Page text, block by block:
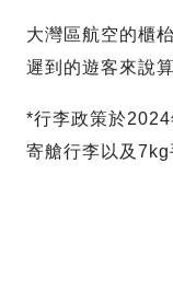
大灣區航空的櫃
遲到的遊客來說算
*行李政策於
寄艙行李以及7kg